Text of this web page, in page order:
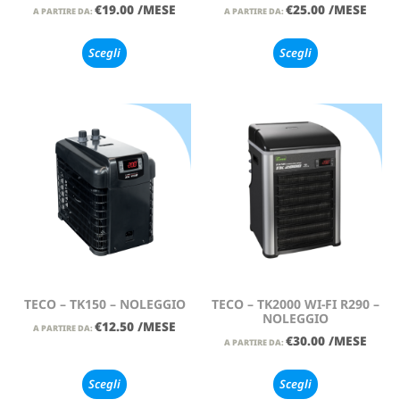
A PARTIRE DA: €19.00 /MESE
Scegli
A PARTIRE DA: €25.00 /MESE
Scegli
TECO – TK150 – NOLEGGIO
A PARTIRE DA: €12.50 /MESE
Scegli
TECO – TK2000 WI-FI R290 –
NOLEGGIO
A PARTIRE DA: €30.00 /MESE
Scegli